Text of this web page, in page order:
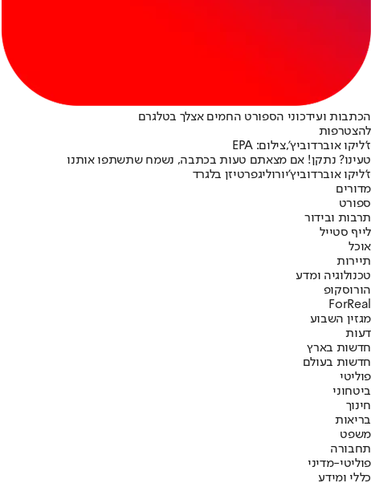
הכתבות ועידכוני הספורט החמים אצלך בטלגרם
להצטרפות
ז'ליקו אוברדוביץ',צילום: EPA
טעינו? נתקן! אם מצאתם טעות בכתבה, נשמח שתשתפו אותנו
ז'ליקו אוברדוביץ'יורוליגפרטיזן בלגרד
מדורים
ספורט
תרבות ובידור
לייף סטייל
אוכל
תיירות
טכנולוגיה ומדע
הורוסקופ
ForReal
מגזין השבוע
דעות
חדשות בארץ
חדשות בעולם
פוליטי
ביטחוני
חינוך
בריאות
משפט
תחבורה
פוליטי-מדיני
כללי ומידע